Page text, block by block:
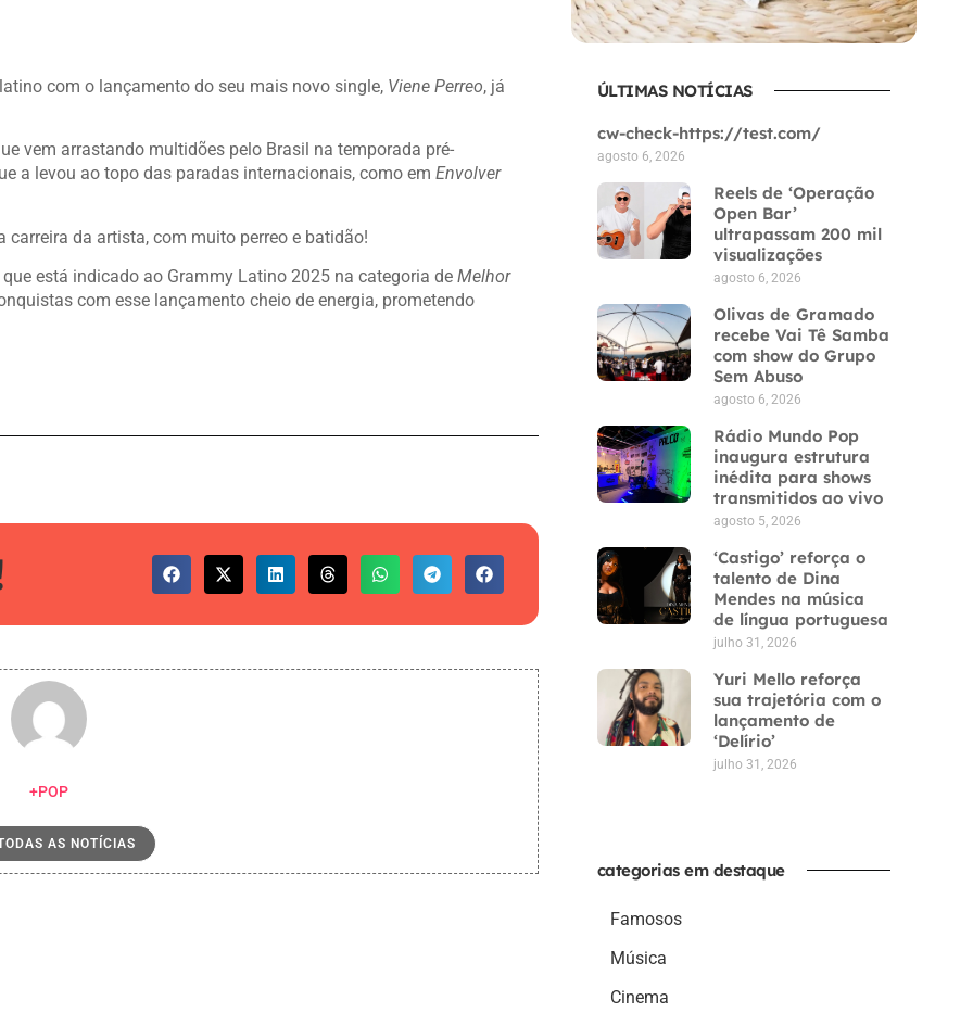
com o lançamento do seu mais novo single, Viene Perreo, já
vem arrastando multidões pelo Brasil na temporada pré-
a levou ao topo das paradas internacionais, como em Envolver
da artista, com muito perreo e batidão!
que está indicado ao Grammy Latino 2025 na categoria de Melhor
com esse lançamento cheio de energia, prometendo
+POP
AS NOTÍCIAS
ÚLTIMAS NOTÍCIAS
cw-check-https://test.com/
agosto 6, 2026
Reels de ‘Operação
Open Bar’
ultrapassam 200 mil
visualizações
agosto 6, 2026
Olivas de Gramado
recebe Vai Tê Samba
com show do Grupo
Sem Abuso
agosto 6, 2026
Rádio Mundo Pop
inaugura estrutura
inédita para shows
transmitidos ao vivo
agosto 5, 2026
‘Castigo’ reforça o
talento de Dina
Mendes na música
de língua portuguesa
julho 31, 2026
Yuri Mello reforça
sua trajetória com o
lançamento de
‘Delírio’
julho 31, 2026
categorias em destaque
Famosos
Música
Cinema